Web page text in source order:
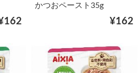
かつおペースト35g
¥162